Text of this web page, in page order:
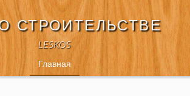
СТРОИТЕЛЬСТВЕ
LESKOS
Главная